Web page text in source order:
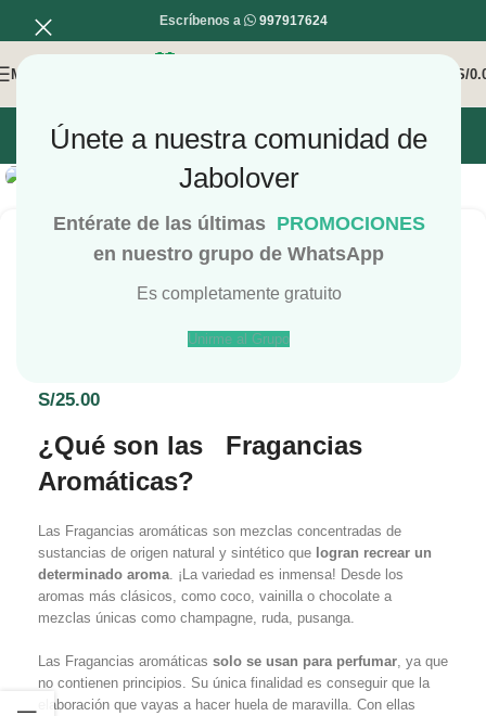
Únete a nuestra comunidad de
Jabolover
Entérate de las últimas PROMOCIONES
en nuestro grupo de WhatsApp
Es completamente gratuito
Unirme al Grupo
Escríbenos a 997917624
MENÚ S/
INICIO MI COMPRA MI CUENTA
Haga Click para agrandar
Fragancia Pusanga
JaboCoins de producto : 2Puntos
S/25.00
¿Qué son las Fragancias
Aromáticas?
Las Fragancias aromáticas son mezclas concentradas de
sustancias de origen natural y sintético que logran recrear un
determinado aroma . ¡La variedad es inmensa! Desde los
aromas más clásicos, como coco, vainilla o chocolate a
mezclas únicas como champagne, ruda, pusanga.
Las Fragancias aromáticas solo se usan para perfumar , ya que
no contienen principios. Su única finalidad es conseguir que la
elaboración que vayas a hacer huela de maravilla. Con ellas